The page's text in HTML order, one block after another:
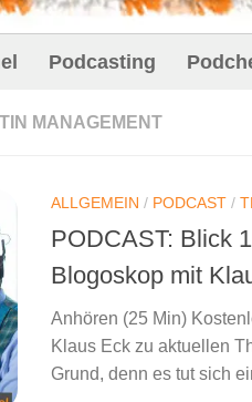
Podcasting
MANAGEMENT
ALLGEMEIN / PODCAST /
PODCAST: Blick
Blogoskop mit
Anhören (25 Min)
Klaus Eck zu aktuellen
Grund, denn es tut sich